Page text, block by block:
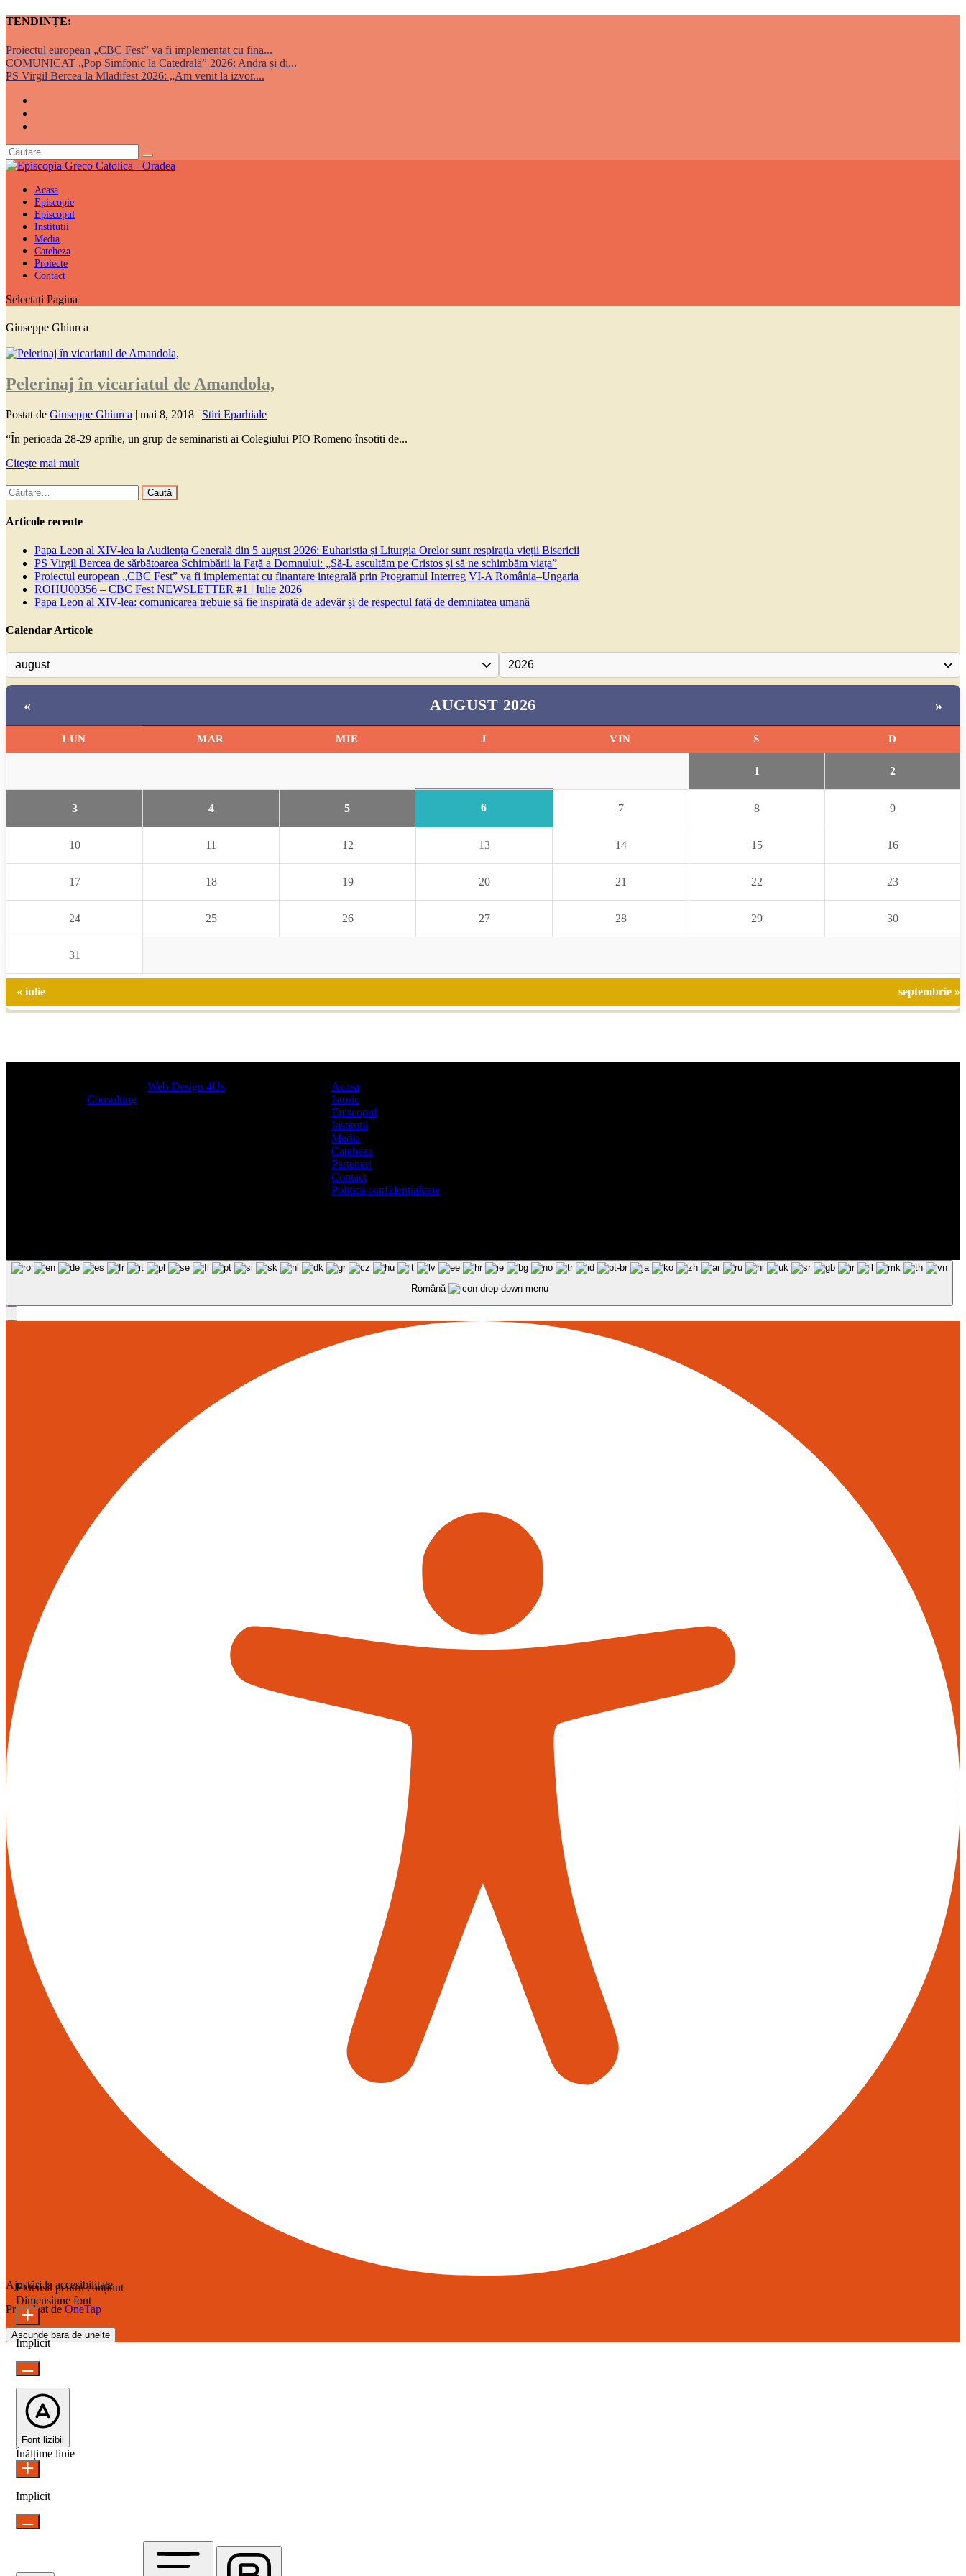
TENDINȚE:
Proiectul european „CBC Fest” va fi implementat cu fina...
COMUNICAT „Pop Simfonic la Catedrală” 2026: Andra și di...
PS Virgil Bercea la Mladifest 2026: „Am venit la izvor....
Acasa
Episcopie
Episcopul
Institutii
Media
Cateheza
Proiecte
Contact
Selectați Pagina
Giuseppe Ghiurca
Pelerinaj în vicariatul de Amandola,
Postat de Giuseppe Ghiurca | mai 8, 2018 | Stiri Eparhiale
“În perioada 28-29 aprilie, un grup de seminaristi ai Colegiului PIO Romeno însotiti de...
Citeşte mai mult
Caută
după:
Articole recente
Papa Leon al XIV-lea la Audiența Generală din 5 august 2026: Euharistia și Liturgia Orelor sunt respirația vieții Bisericii
PS Virgil Bercea de sărbătoarea Schimbării la Față a Domnului: „Să-L ascultăm pe Cristos și să ne schimbăm viața”
Proiectul european „CBC Fest” va fi implementat cu finanțare integrală prin Programul Interreg VI-A România–Ungaria
ROHU00356 – CBC Fest NEWSLETTER #1 | Iulie 2026
Papa Leon al XIV-lea: comunicarea trebuie să fie inspirată de adevăr și de respectul față de demnitatea umană
Calendar Articole
« AUGUST 2026 »
LUN MAR MIE J VIN S D
1 2
3 4 5 6 7 8 9
10 11 12 13 14 15 16
17 18 19 20 21 22 23
24 25 26 27 28 29 30
31
« iulie septembrie »
Web Design 4Us
Consulting|
Acasa
Istoric
Episcopul
Institutii
Media
Cateheza
Parteneri
Contact
Politică confidențialitate
Română
Ajustări la accesibilitate
Propulsat de OneTap
Ascunde bara de unelte
Extensii pentru conținut
Dimensiune font
Implicit
Font lizibil
Înălțime linie
Implicit